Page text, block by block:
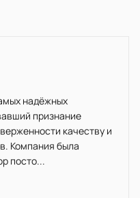
надёжных
признание
качеству и
Компания была
посто...